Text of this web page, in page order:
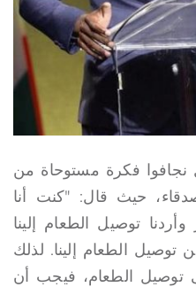
ببال نجافوا فكرة مستوحاة من
حيث قال: "كنت أنا
توصيل الطعام إلينا
الطعام إلينا. لذلك
توصيل الطعام، فيجب أن